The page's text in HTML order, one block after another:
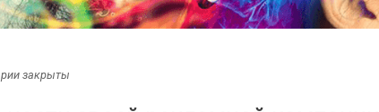
закрыты